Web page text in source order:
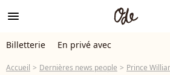
menu
Billetterie En privé avec
Accueil Dernières news people Prince